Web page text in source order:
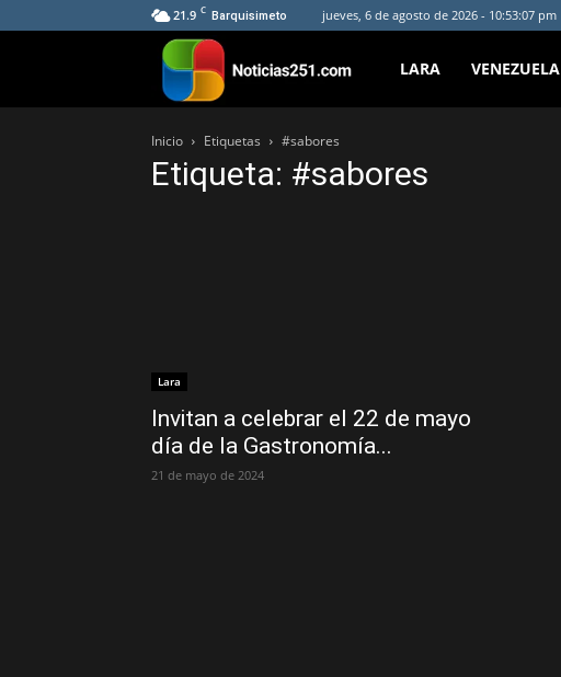
21.9 C Barquisimeto jueves, 6 de agosto de 2026 - 10:53:07 pm
Noticias251
LARA VENEZUELA
Inicio Etiquetas #sabores
Etiqueta: #sabores
Lara
Invitan a celebrar el 22 de mayo
día de la Gastronomía...
21 de mayo de 2024